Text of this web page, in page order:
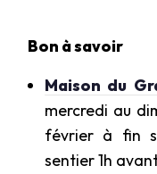
Bon à savoir
Maison du
mercredi au
février à fin
sentier 1h